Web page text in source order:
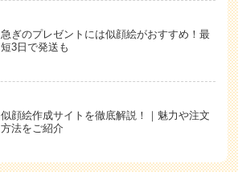
急ぎのプレゼントには似顔絵がおすすめ！最
短3日で発送も
似顔絵作成サイトを徹底解説！｜魅力や注文
方法をご紹介